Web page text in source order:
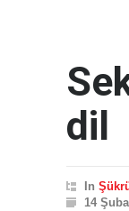
dil
In
14